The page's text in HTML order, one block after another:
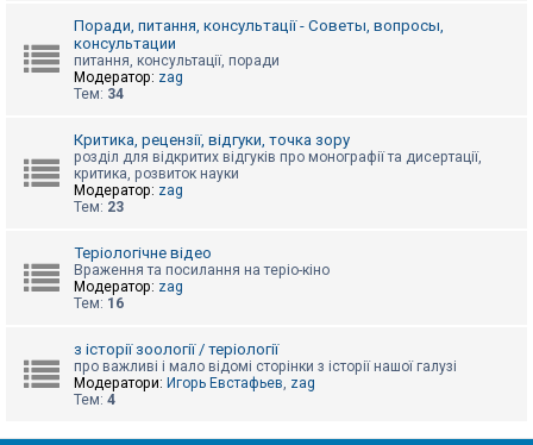
м
о
г
Поради, питання, консультації - Советы, вопросы,
консультации
питання, консультації, поради
Модератор: zag
Тем: 34
Критика, рецензії, відгуки, точка зору
розділ для відкритих відгуків про монографії та дисертації,
критика, розвиток науки
Модератор: zag
Тем: 23
Теріологічне відео
Враження та посилання на теріо-кіно
Модератор: zag
Тем: 16
з історії зоології / теріології
про важливі і мало відомі сторінки з історії нашої галузі
Модератори: Игорь Евстафьев, zag
Тем: 4